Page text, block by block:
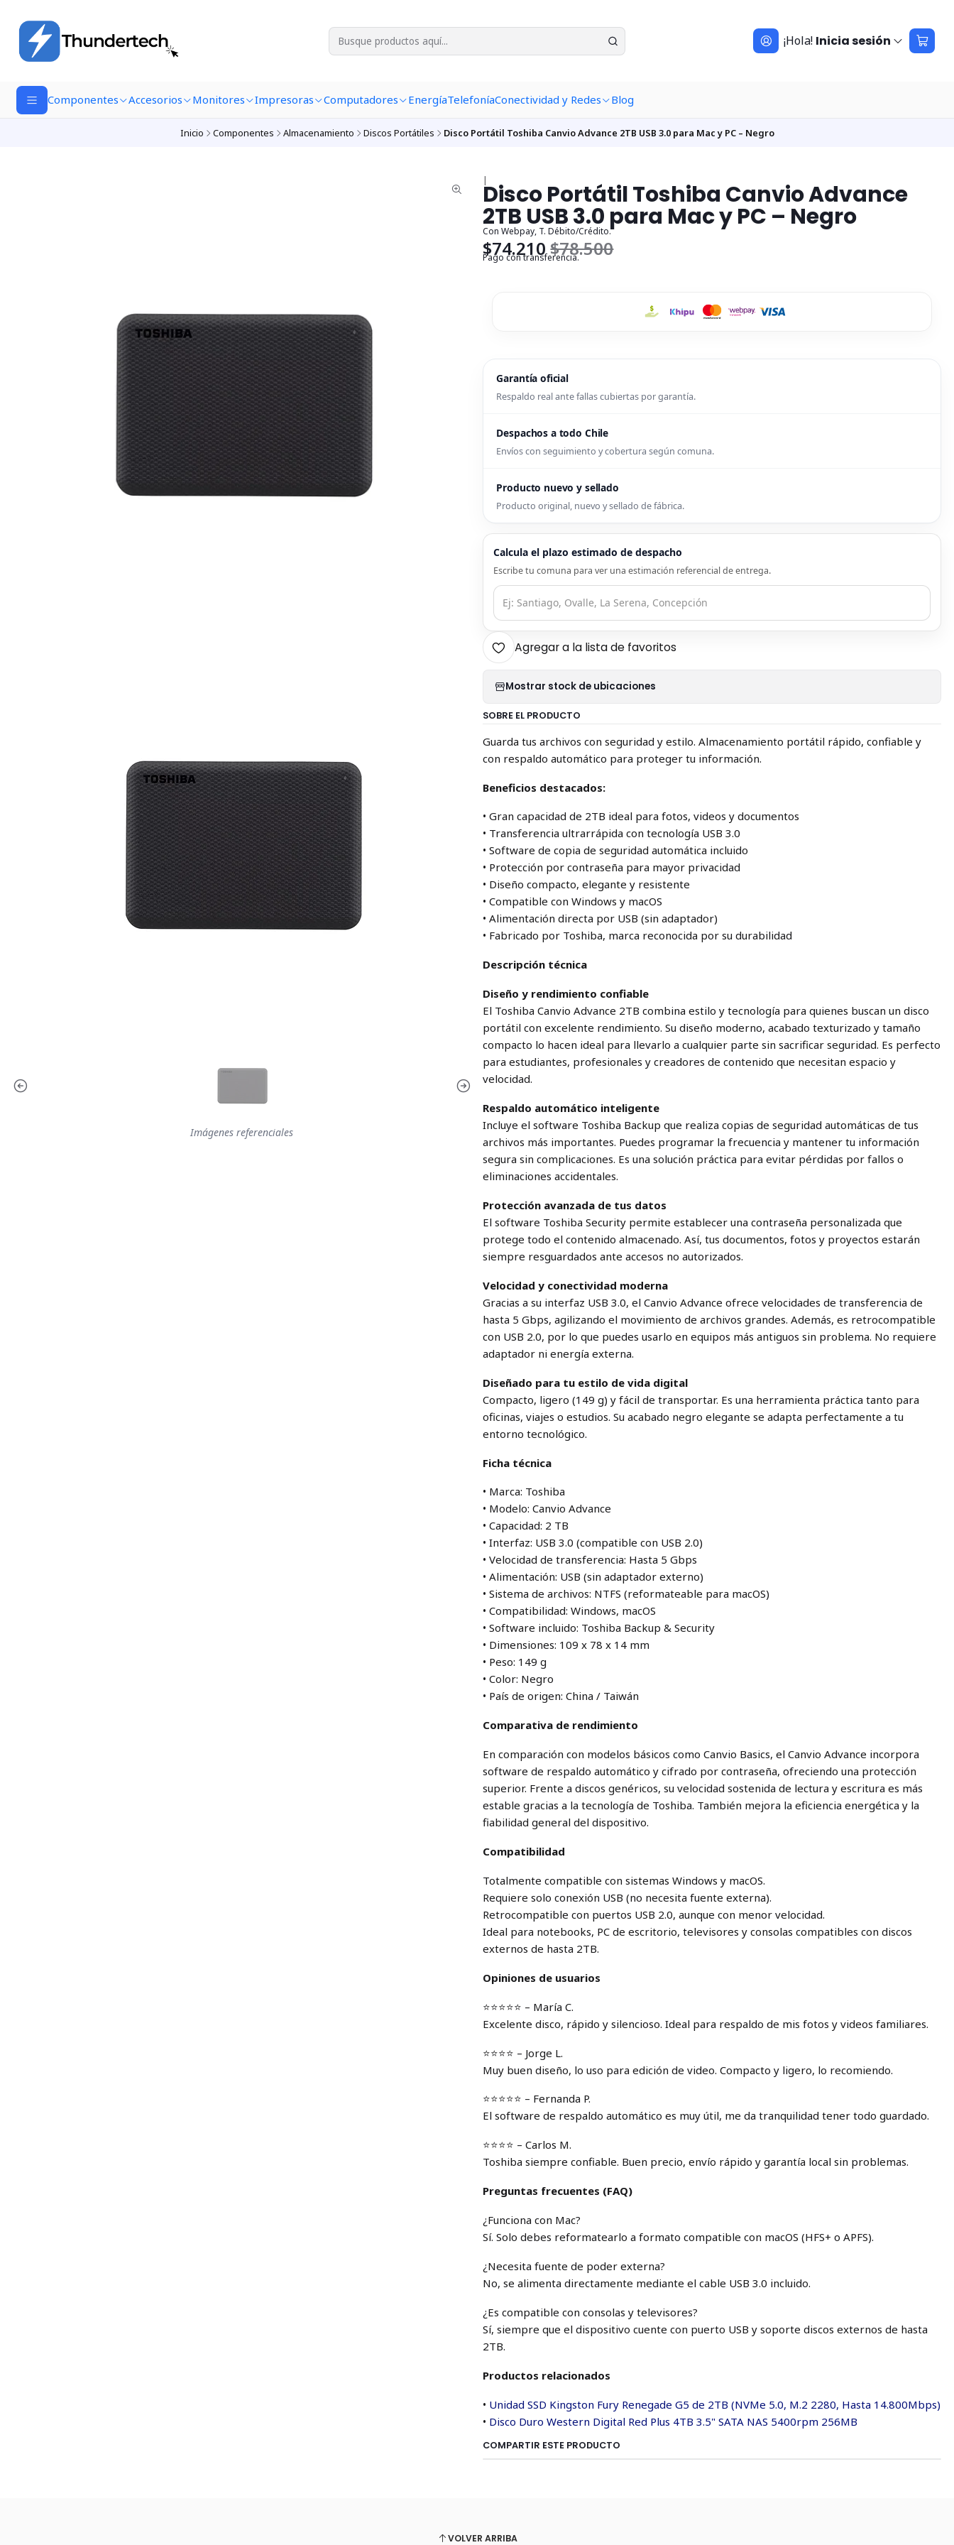
¡Hola! Inicia sesión
Componentes Accesorios Monitores Impresoras Computadores EnergíaTelefoníaConectividad y Redes Blog
Inicio Componentes Almacenamiento Discos Portátiles Disco Portátil Toshiba Canvio Advance 2TB USB 3.0 para Mac y PC – Negro
|Disco Portátil Toshiba Canvio Advance
2TB USB 3.0 para Mac y PC – Negro
Con Webpay, T. Débito/Crédito.
$74.210$78.500
Pago con transferencia.
Garantía oficial
Respaldo real ante fallas cubiertas por garantía.
Despachos a todo Chile
Envíos con seguimiento y cobertura según comuna.
Producto nuevo y sellado
Producto original, nuevo y sellado de fábrica.
Calcula el plazo estimado de despacho
Escribe tu comuna para ver una estimación referencial de entrega.
Agregar a la lista de favoritos
Mostrar stock de ubicaciones
SOBRE EL PRODUCTO
Guarda tus archivos con seguridad y estilo. Almacenamiento portátil rápido, confiable y
con respaldo automático para proteger tu información.
Beneficios destacados:
• Gran capacidad de 2TB ideal para fotos, videos y documentos
• Transferencia ultrarrápida con tecnología USB 3.0
• Software de copia de seguridad automática incluido
• Protección por contraseña para mayor privacidad
• Diseño compacto, elegante y resistente
• Compatible con Windows y macOS
• Alimentación directa por USB (sin adaptador)
• Fabricado por Toshiba, marca reconocida por su durabilidad
Descripción técnica
Diseño y rendimiento confiable
El Toshiba Canvio Advance 2TB combina estilo y tecnología para quienes buscan un disco
portátil con excelente rendimiento. Su diseño moderno, acabado texturizado y tamaño
compacto lo hacen ideal para llevarlo a cualquier parte sin sacrificar seguridad. Es perfecto
para estudiantes, profesionales y creadores de contenido que necesitan espacio y
velocidad.
Respaldo automático inteligente
Incluye el software Toshiba Backup que realiza copias de seguridad automáticas de tus
archivos más importantes. Puedes programar la frecuencia y mantener tu información
segura sin complicaciones. Es una solución práctica para evitar pérdidas por fallos o
eliminaciones accidentales.
Protección avanzada de tus datos
El software Toshiba Security permite establecer una contraseña personalizada que
protege todo el contenido almacenado. Así, tus documentos, fotos y proyectos estarán
siempre resguardados ante accesos no autorizados.
Velocidad y conectividad moderna
Gracias a su interfaz USB 3.0, el Canvio Advance ofrece velocidades de transferencia de
hasta 5 Gbps, agilizando el movimiento de archivos grandes. Además, es retrocompatible
con USB 2.0, por lo que puedes usarlo en equipos más antiguos sin problema. No requiere
adaptador ni energía externa.
Diseñado para tu estilo de vida digital
Compacto, ligero (149 g) y fácil de transportar. Es una herramienta práctica tanto para
oficinas, viajes o estudios. Su acabado negro elegante se adapta perfectamente a tu
entorno tecnológico.
Ficha técnica
• Marca: Toshiba
• Modelo: Canvio Advance
• Capacidad: 2 TB
• Interfaz: USB 3.0 (compatible con USB 2.0)
• Velocidad de transferencia: Hasta 5 Gbps
• Alimentación: USB (sin adaptador externo)
• Sistema de archivos: NTFS (reformateable para macOS)
• Compatibilidad: Windows, macOS
• Software incluido: Toshiba Backup & Security
• Dimensiones: 109 x 78 x 14 mm
• Peso: 149 g
• Color: Negro
• País de origen: China / Taiwán
Comparativa de rendimiento
En comparación con modelos básicos como Canvio Basics, el Canvio Advance incorpora
software de respaldo automático y cifrado por contraseña, ofreciendo una protección
superior. Frente a discos genéricos, su velocidad sostenida de lectura y escritura es más
estable gracias a la tecnología de Toshiba. También mejora la eficiencia energética y la
fiabilidad general del dispositivo.
Compatibilidad
Totalmente compatible con sistemas Windows y macOS.
Requiere solo conexión USB (no necesita fuente externa).
Retrocompatible con puertos USB 2.0, aunque con menor velocidad.
Ideal para notebooks, PC de escritorio, televisores y consolas compatibles con discos
externos de hasta 2TB.
Opiniones de usuarios
⭐️⭐️⭐️⭐️⭐️ – María C.
Excelente disco, rápido y silencioso. Ideal para respaldo de mis fotos y videos familiares.
⭐️⭐️⭐️⭐️ – Jorge L.
Muy buen diseño, lo uso para edición de video. Compacto y ligero, lo recomiendo.
⭐️⭐️⭐️⭐️⭐️ – Fernanda P.
El software de respaldo automático es muy útil, me da tranquilidad tener todo guardado.
⭐️⭐️⭐️⭐️ – Carlos M.
Toshiba siempre confiable. Buen precio, envío rápido y garantía local sin problemas.
Preguntas frecuentes (FAQ)
¿Funciona con Mac?
Sí. Solo debes reformatearlo a formato compatible con macOS (HFS+ o APFS).
¿Necesita fuente de poder externa?
No, se alimenta directamente mediante el cable USB 3.0 incluido.
¿Es compatible con consolas y televisores?
Sí, siempre que el dispositivo cuente con puerto USB y soporte discos externos de hasta
2TB.
Productos relacionados
• Unidad SSD Kingston Fury Renegade G5 de 2TB (NVMe 5.0, M.2 2280, Hasta 14.800Mbps)
• Disco Duro Western Digital Red Plus 4TB 3.5" SATA NAS 5400rpm 256MB
COMPARTIR ESTE PRODUCTO
VOLVER ARRIBA